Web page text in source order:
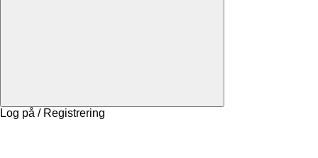
Log på / Registrering